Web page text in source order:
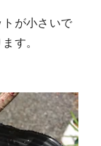
が小さいで
す。